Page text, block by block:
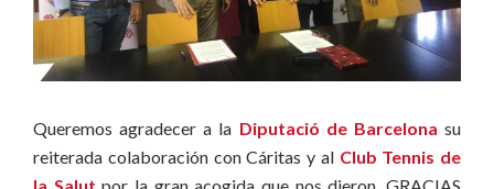
Queremos agradecer a la Diputació de Barcelona su
reiterada colaboración con Cáritas y al Club Tennis de